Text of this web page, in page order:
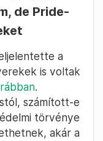
de Pride-
a
is voltak
.
számított-e
törvénye
akár a